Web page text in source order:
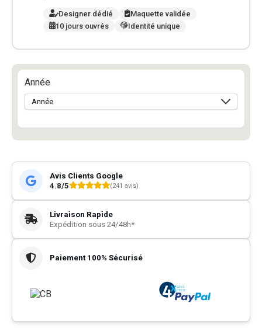
Designer dédié
Maquette validée
10 jours ouvrés
Identité unique
Année
Avis Clients Google
4.8/5
(241 avis)
Livraison Rapide
Expédition sous 24/48h*
Paiement 100% Sécurisé